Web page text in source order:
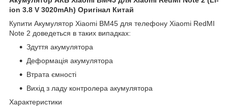
ion 3.8 V 3020mAh) Оригінал Китай
Купити Акумулятор Xiaomi BM45 для телефону Xiaomi RedMI
Note 2 доведеться в таких випадках:
Здуття акумулятора
Деформація акумулятора
Втрата ємності
Вихід з ладу контролера акумулятора
Характеристики